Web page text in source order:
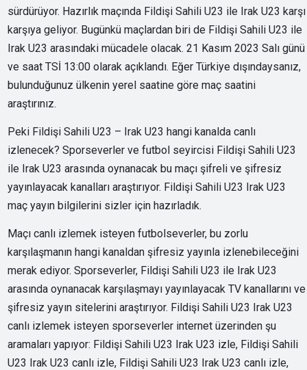
sürdürüyor. Hazırlık maçında Fildişi Sahili U23 ile Irak U23 karşı
karşıya geliyor. Bugünkü maçlardan biri de Fildişi Sahili U23 ile
Irak U23 arasındaki mücadele olacak. 21 Kasım 2023 Salı günü
ve saat TSİ 13:00 olarak açıklandı. Eğer Türkiye dışındaysanız,
bulunduğunuz ülkenin yerel saatine göre maç saatini
araştırınız.
Peki Fildişi Sahili U23 – Irak U23 hangi kanalda canlı
izlenecek? Sporseverler ve futbol seyircisi Fildişi Sahili U23
ile Irak U23 arasında oynanacak bu maçı şifreli ve şifresiz
yayınlayacak kanalları araştırıyor. Fildişi Sahili U23 Irak U23
maç yayın bilgilerini sizler için hazırladık.
Maçı canlı izlemek isteyen futbolseverler, bu zorlu
karşılaşmanın hangi kanaldan şifresiz yayınla izlenebileceğini
merak ediyor. Sporseverler, Fildişi Sahili U23 ile Irak U23
arasında oynanacak karşılaşmayı yayınlayacak TV kanallarını ve
şifresiz yayın sitelerini araştırıyor. Fildişi Sahili U23 Irak U23
canlı izlemek isteyen sporseverler internet üzerinden şu
aramaları yapıyor: Fildişi Sahili U23 Irak U23 izle, Fildişi Sahili
U23 Irak U23 canlı izle, Fildişi Sahili U23 Irak U23 canlı izle,